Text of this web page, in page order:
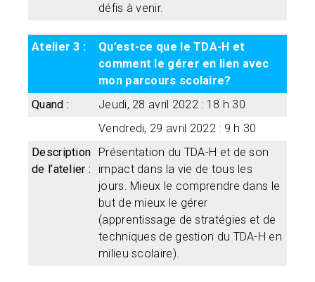
défis à venir.
Atelier 3 :
Qu’est-ce que le TDA-H et
comment le gérer en lien avec
mon parcours scolaire?
Quand :
Jeudi, 28 avril 2022 : 18 h 30
Vendredi, 29 avril 2022 : 9 h 30
Description
de l’atelier :
Présentation du TDA-H et de son
impact dans la vie de tous les
jours. Mieux le comprendre dans le
but de mieux le gérer
(apprentissage de stratégies et de
techniques de gestion du TDA-H en
milieu scolaire).